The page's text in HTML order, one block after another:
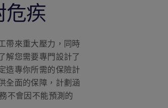
危疾
帶來重大壓力，同時
解您需要專門設計了
造專你所需的保險計
全面的保障，計劃涵
不會因不能預測的